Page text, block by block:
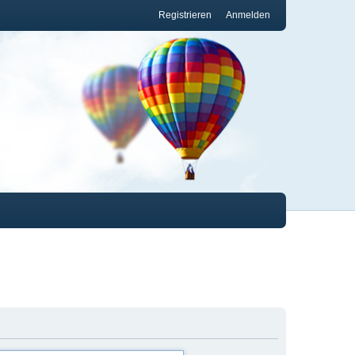
Anmelden
Registrieren